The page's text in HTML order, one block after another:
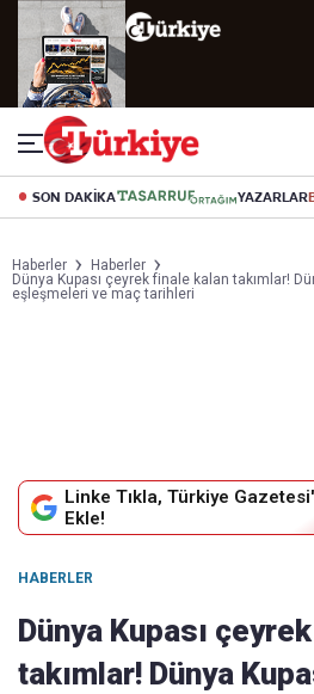
SON DAKİKA YAZARLAR
Haberler
Haberler
Dünya Kupası çeyrek finale kalan takımlar!
eşleşmeleri ve maç tarihleri
Linke Tıkla, Türkiye
Ekle!
HABERLER
Dünya Kupası
takımlar! Dünya